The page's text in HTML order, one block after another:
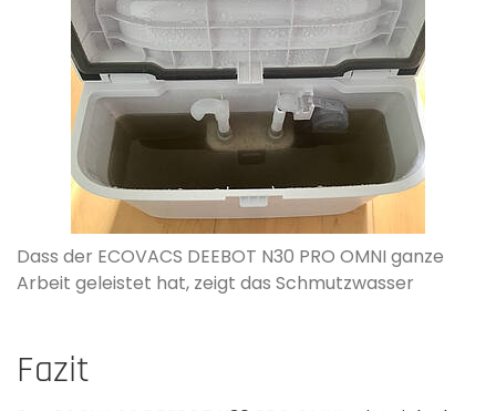
Dass der ECOVACS DEEBOT N30 PRO OMNI ganze
Arbeit geleistet hat, zeigt das Schmutzwasser
Fazit